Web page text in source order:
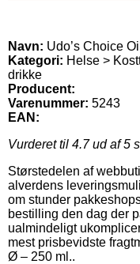
Navn: Udo’s Choice
Kategori: Helse >
drikke
Producent:
Varenummer: 5243
EAN:
Vurderet til 4.7ud af 5
Størstedelen af
alverdens
om stunder
bestilling den dag der
ualmindeligt
mest prisbevidste
Ø – 250 ml..